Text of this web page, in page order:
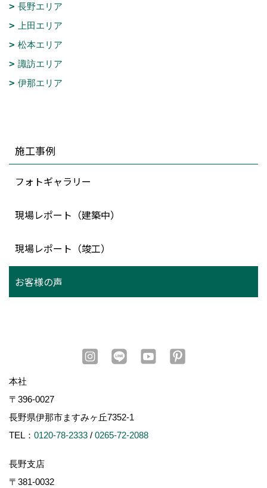
長野エリア
上田エリア
松本エリア
諏訪エリア
伊那エリア
施工事例
フォトギャラリー
現場レポート（建築中）
現場レポート（竣工）
お客様の声
本社
〒396-0027
長野県伊那市ますみヶ丘7352-1
TEL： 0120-78-2333 / 0265-72-2088
長野支店
〒381-0032